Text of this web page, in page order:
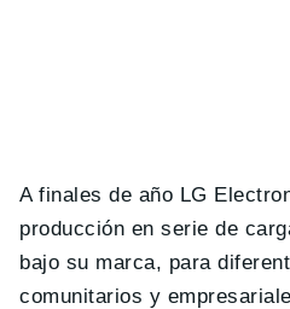
A finales de año LG
producción en serie de
bajo su marca, para
comunitarios y